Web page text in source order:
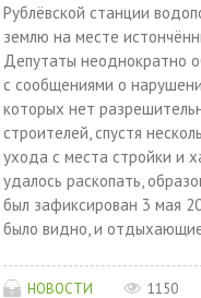
Рублёвской станции
землю на месте
Депутаты неоднократно
с сообщениями о
которых нет
строителей, спустя
ухода с места стройки и
удалось раскопать,
был зафиксирован 3 мая
было видно, и
НОВОСТИ 1150